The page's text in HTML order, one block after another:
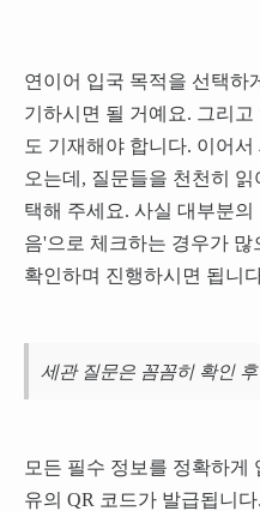
연이어 입국 목적을 선택하
기하시면 될 거예요. 그리
도 기재해야 합니다. 이어
오는데, 질문들을 천천히
택해 주세요. 사실 대부분
음'으로 체크하는 경우가
확인하며 진행하시면 됩니
세관 질문은 꼼꼼히 확인
모든 필수 정보를 정확하게
유의 QR 코드가 발급됩니